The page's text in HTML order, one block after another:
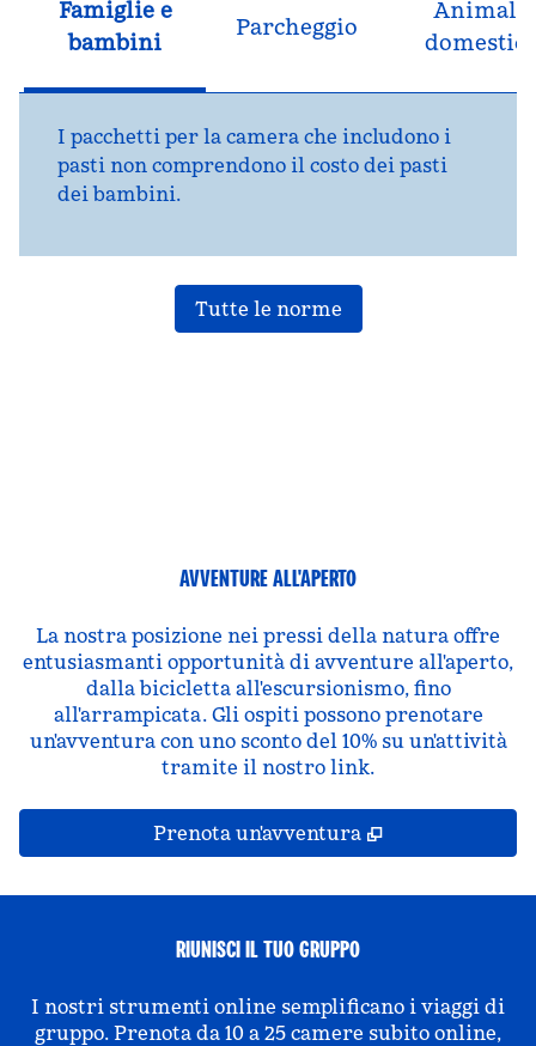
Famiglie e
bambini
Parcheggio
Animali
domestici
I pacchetti per la camera che includono i
pasti non comprendono il costo dei pasti
dei bambini.
Tutte le norme
AVVENTURE ALL'APERTO
La nostra posizione nei pressi della natura offre
entusiasmanti opportunità di avventure all'aperto,
dalla bicicletta all'escursionismo, fino
all'arrampicata. Gli ospiti possono prenotare
un'avventura con uno sconto del 10% su un'attività
tramite il nostro link.
Prenota un'avventura ,
RIUNISCI IL TUO GRUPPO
I nostri strumenti online semplificano i viaggi di
gruppo. Prenota da 10 a 25 camere subito online,